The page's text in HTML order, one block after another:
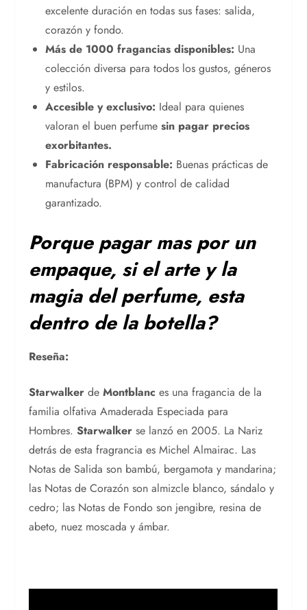
excelente duración en todas sus fases: salida,
corazón y fondo.
Más de 1000 fragancias disponibles: Una
colección diversa para todos los gustos, géneros
y estilos.
Accesible y exclusivo: Ideal para quienes
valoran el buen perfumesin pagar precios
exorbitantes.
Fabricación responsable: Buenas prácticas de
manufactura (BPM) y control de calidad
garantizado.
Porque pagar mas por un
empaque, si el arte y la
magia del perfume, esta
dentro de la botella?
Reseña:
Starwalker deMontblanc es una fragancia de la
familia olfativa Amaderada Especiada para
Hombres.Starwalker se lanzó en 2005. La Nariz
detrás de esta fragrancia es Michel Almairac. Las
Notas de Salida son bambú, bergamota y mandarina;
las Notas de Corazón son almizcle blanco, sándalo y
cedro; las Notas de Fondo son jengibre, resina de
abeto, nuez moscada y ámbar.